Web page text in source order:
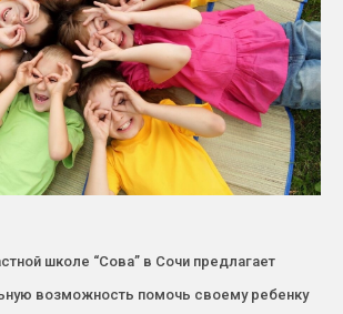
школе “Сова” в Сочи предлагает
возможность помочь своему ребенку